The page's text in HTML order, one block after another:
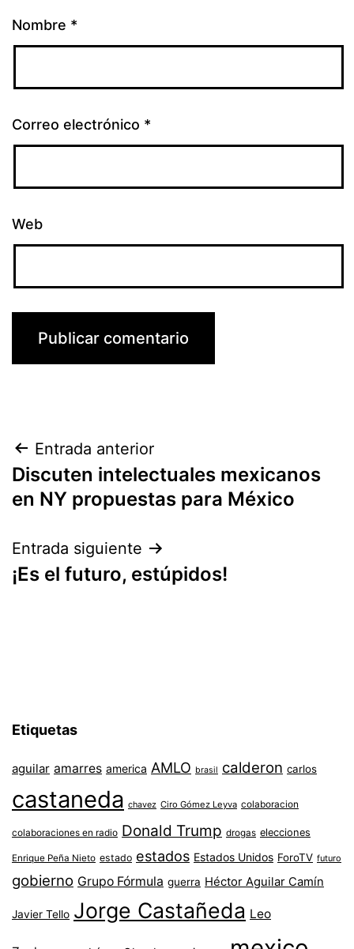
Nombre *
Correo electrónico *
Web
Navegación
de
Entrada anterior
Discuten intelectuales mexicanos
en NY propuestas para México
Entrada siguiente
¡Es el futuro, estúpidos!
Etiquetas
aguilar amarres america AMLO brasil calderon carlos
castaneda chavez Ciro Gómez Leyva colaboracion
colaboraciones en radio Donald Trump drogas elecciones
Enrique Peña Nieto estado estados Estados Unidos ForoTV futuro
gobierno Grupo Fórmula guerra Héctor Aguilar Camín
Javier Tello Jorge Castañeda Leo